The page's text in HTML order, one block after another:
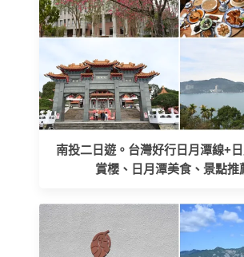
南投二日遊。台灣好行日月潭線+
賞櫻、日月潭美食、景點推